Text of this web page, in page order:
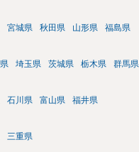
宮城県 秋田県 山形県 福島県
埼玉県 茨城県 栃木県 群馬県
石川県 富山県 福井県
三重県